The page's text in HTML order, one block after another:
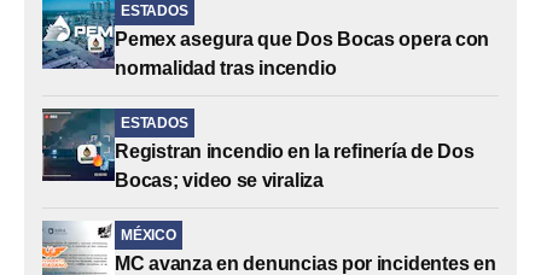
ESTADOS
Pemex asegura que Dos Bocas opera con
normalidad tras incendio
ESTADOS
Registran incendio en la refinería de Dos
Bocas; video se viraliza
MÉXICO
MC avanza en denuncias por incidentes en